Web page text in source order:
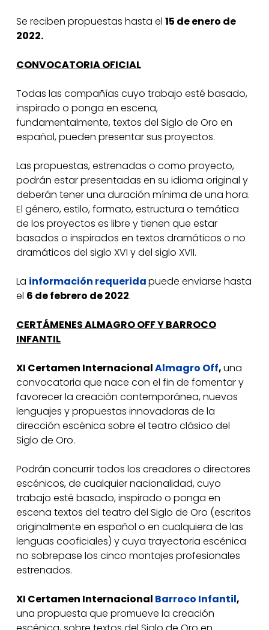
Se reciben propuestas hasta el 15 de enero de
2022.
CONVOCATORIA OFICIAL
Todas las compañías cuyo trabajo esté basado,
inspirado o ponga en escena,
fundamentalmente, textos del Siglo de Oro en
español, pueden presentar sus proyectos.
Las propuestas, estrenadas o como proyecto,
podrán estar presentadas en su idioma original y
deberán tener una duración mínima de una hora.
El género, estilo, formato, estructura o temática
de los proyectos es libre y tienen que estar
basados o inspirados en textos dramáticos o no
dramáticos del siglo XVI y del siglo XVII.
La información requeridapuede enviarse hasta
el 6 de febrero de 2022.
CERTÁMENES ALMAGRO OFF Y BARROCO
INFANTIL
XI Certamen InternacionalAlmagro Off,una
convocatoria que nace con el fin de fomentar y
favorecer la creación contemporánea, nuevos
lenguajes y propuestas innovadoras de la
dirección escénica sobre el teatro clásico del
Siglo de Oro.
Podrán concurrir todos los creadores o directores
escénicos, de cualquier nacionalidad, cuyo
trabajo esté basado, inspirado o ponga en
escena textos del teatro del Siglo de Oro (escritos
originalmente en español o en cualquiera de las
lenguas cooficiales) y cuya trayectoria escénica
no sobrepase los cinco montajes profesionales
estrenados.
XI Certamen Internacional Barroco Infantil,
una propuesta que promueve la creación